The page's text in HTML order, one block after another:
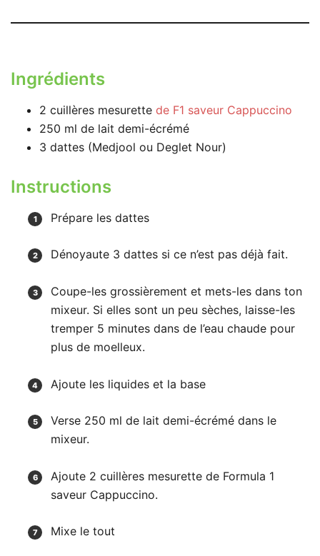
Ingrédients
2 cuillères mesurette de F1 saveur Cappuccino
250 ml de lait demi-écrémé
3 dattes (Medjool ou Deglet Nour)
Instructions
Prépare les dattes
Dénoyaute 3 dattes si ce n’est pas déjà fait.
Coupe-les grossièrement et mets-les dans ton
mixeur. Si elles sont un peu sèches, laisse-les
tremper 5 minutes dans de l’eau chaude pour
plus de moelleux.
Ajoute les liquides et la base
Verse 250 ml de lait demi-écrémé dans le
mixeur.
Ajoute 2 cuillères mesurette de Formula 1
saveur Cappuccino.
Mixe le tout